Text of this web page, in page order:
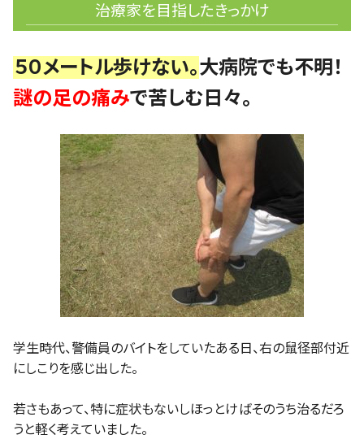
治療家を目指したきっかけ
５０メートル歩けない。大病院でも不明！
謎の足の痛みで苦しむ日々。
学生時代、警備員のバイトをしていたある日、右の鼠径部付近
にしこりを感じ出した。
若さもあって、特に症状もないしほっとけばそのうち治るだろ
うと軽く考えていました。